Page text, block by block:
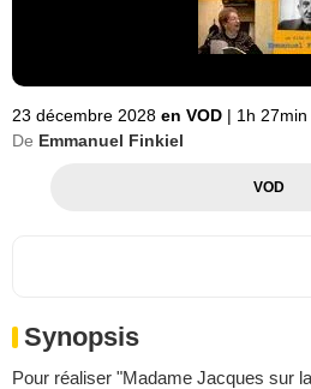
23 décembre 2028 en VOD | 1h 27min
De Emmanuel Finkiel
VOD
Synopsis
Pour réaliser "Madame Jacques sur